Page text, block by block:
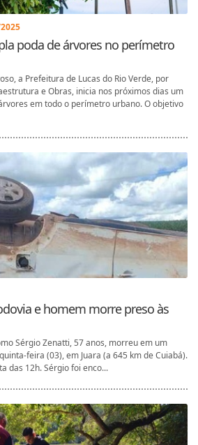
poda de árvores no perímetro
a Prefeitura de Lucas do Rio Verde, por
e Obras, inicia nos próximos dias um
em todo o perímetro urbano. O objetivo
e homem morre preso às
Sérgio Zenatti, 57 anos, morreu em um
feira (03), em Juara (a 645 km de Cuiabá).
das 12h. Sérgio foi enco...